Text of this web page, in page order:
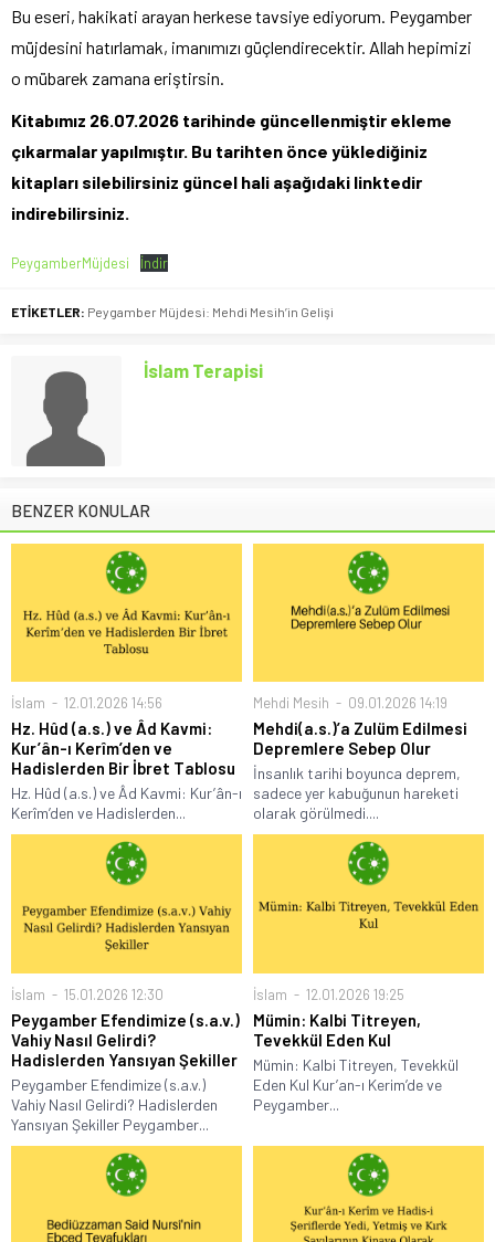
Bu eseri, hakikati arayan herkese tavsiye ediyorum. Peygamber
müjdesini hatırlamak, imanımızı güçlendirecektir. Allah hepimizi
o mübarek zamana eriştirsin.
Kitabımız 26.07.2026 tarihinde güncellenmiştir ekleme
çıkarmalar yapılmıştır. Bu tarihten önce yüklediğiniz
kitapları silebilirsiniz güncel hali aşağıdaki linktedir
indirebilirsiniz.
PeygamberMüjdesi İndir
ETİKETLER: Peygamber Müjdesi: Mehdi Mesih’in Gelişi
İslam Terapisi
BENZER KONULAR
İslam 12.01.2026 14:56
Hz. Hûd (a.s.) ve Âd Kavmi:
Kur’ân-ı Kerîm’den ve
Hadislerden Bir İbret Tablosu
Hz. Hûd (a.s.) ve Âd Kavmi: Kur’ân-ı
Kerîm’den ve Hadislerden...
Mehdi Mesih 09.01.2026 14:19
Mehdi(a.s.)’a Zulüm Edilmesi
Depremlere Sebep Olur
İnsanlık tarihi boyunca deprem,
sadece yer kabuğunun hareketi
olarak görülmedi....
İslam 15.01.2026 12:30
Peygamber Efendimize (s.a.v.)
Vahiy Nasıl Gelirdi?
Hadislerden Yansıyan Şekiller
Peygamber Efendimize (s.a.v.)
Vahiy Nasıl Gelirdi? Hadislerden
Yansıyan Şekiller Peygamber...
İslam 12.01.2026 19:25
Mümin: Kalbi Titreyen,
Tevekkül Eden Kul
Mümin: Kalbi Titreyen, Tevekkül
Eden Kul Kur’an-ı Kerim’de ve
Peygamber...